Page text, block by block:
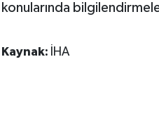
konularında
Kaynak: İHA